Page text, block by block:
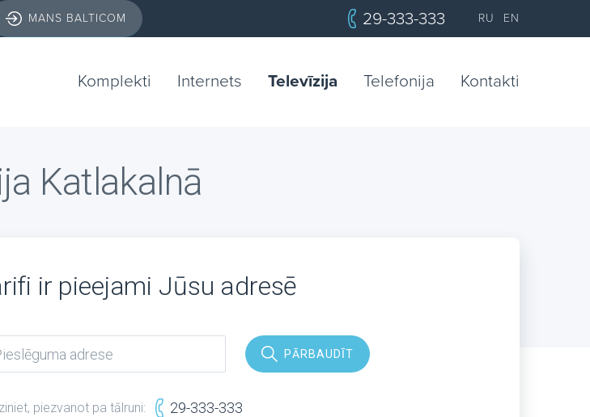
MANS BALTICOM 29-333-333 RU EN
Komplekti Internets Televīzija Telefonija Kontakti
Katlakalnā
ir pieejami Jūsu adresē
PĀRBAUDĪT
piezvanot pa tālruni: 29-333-333